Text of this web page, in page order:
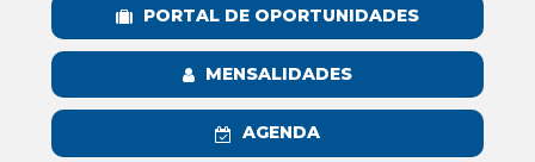
PORTAL DE OPORTUNIDADES
MENSALIDADES
AGENDA